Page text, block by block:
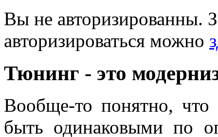
Вы не авторизированны.
авторизироваться можно
Тюнинг - это
Вообще-то понятно,
быть одинаковыми по